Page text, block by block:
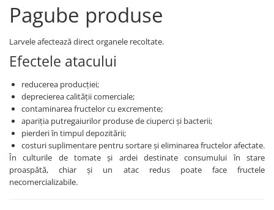
Fertilizanți foliari
CORIANDRU
Erbicide
CUCURBITACEE
Fungicide
CULTURI FLORICOLE ȘI
ORNAMENTALE
Insecticide
CULTURI HORTICOLE
Fertilizanți foliari
DOVLEAC
GUTUI
Fungicide
Biostimulatori
Adjuvanți
HAMEI
Fungicide
Fertilizanți foliari
LEGUME
Tratament semințe
Fungicide
Biostimulatori
Pagube produse
Larvele afectează direct organele recoltate.
Efectele atacului
reducerea producției;
deprecierea calității comerciale;
contaminarea fructelor cu excremente;
apariția putregaiurilor produse de ciuperci și bacterii;
pierderi în timpul depozitării;
costuri suplimentare pentru sortare și eliminarea fructelor afectate.
În culturile de tomate și ardei destinate consumului în stare
proaspătă, chiar și un atac redus poate face fructele
necomercializabile.